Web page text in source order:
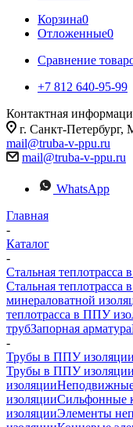
Корзина0
Отложенные0
Сравнение
+7 812 640-95-99
Контактная
г. Санкт-
mail@truba-v-ppu.ru
mail@truba-v-ppu.ru
WhatsApp
Главная
-
Каталог
-
Стальная
Стальная
минераловатной
теплотрасса в ППУ
трубЗапорная арматура
-
Трубы в ППУ изоляции
Трубы в ППУ изоляции
изоляции
изоляцииCильфонные
изоляцииЭлементы